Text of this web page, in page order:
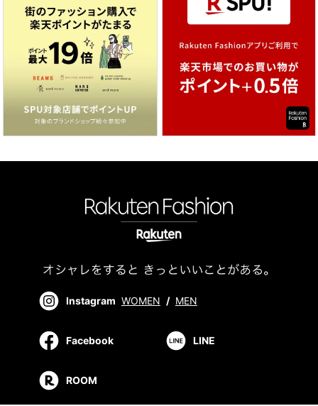
Instagram WOMEN / MEN
Facebook LINE
ROOM